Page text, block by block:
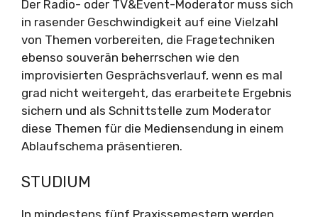
Der Radio- oder TV&Event-Moderator muss sich
in rasender Geschwindigkeit auf eine Vielzahl
von Themen vorbereiten, die Fragetechniken
ebenso souverän beherrschen wie den
improvisierten Gesprächsverlauf, wenn es mal
grad nicht weitergeht, das erarbeitete Ergebnis
sichern und als Schnittstelle zum Moderator
diese Themen für die Mediensendung in einem
Ablaufschema präsentieren.
STUDIUM
In mindestens fünf Praxissemestern werden